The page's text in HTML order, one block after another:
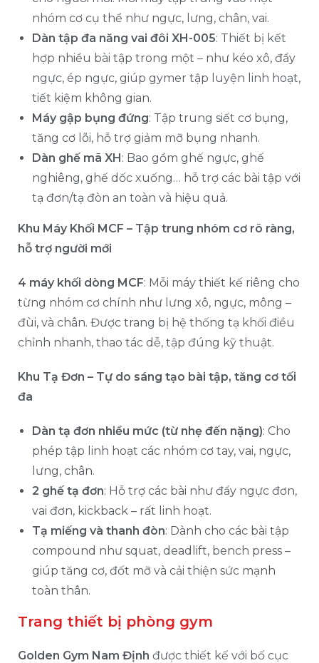
nhóm cơ cụ thể như ngực, lưng, chân, vai.
Dàn tập đa năng vai đôi XH-005: Thiết bị kết
hợp nhiều bài tập trong một – như kéo xô, đẩy
ngực, ép ngực, giúp gymer tập luyện linh hoạt,
tiết kiệm không gian.
Máy gập bụng đứng: Tập trung siết cơ bụng,
tăng cơ lõi, hỗ trợ giảm mỡ bụng nhanh.
Dàn ghế mã XH: Bao gồm ghế ngực, ghế
nghiêng, ghế dốc xuống… hỗ trợ các bài tập với
tạ đơn/tạ đòn an toàn và hiệu quả.
Khu Máy Khối MCF – Tập trung nhóm cơ rõ ràng,
hỗ trợ người mới
4 máy khối dòng MCF: Mỗi máy thiết kế riêng cho
từng nhóm cơ chính như lưng xô, ngực, mông –
đùi, và chân. Được trang bị hệ thống tạ khối điều
chỉnh nhanh, thao tác dễ, tập đúng kỹ thuật.
Khu Tạ Đơn – Tự do sáng tạo bài tập, tăng cơ tối
đa
Dàn tạ đơn nhiều mức (từ nhẹ đến nặng): Cho
phép tập linh hoạt các nhóm cơ tay, vai, ngực,
lưng, chân.
2 ghế tạ đơn: Hỗ trợ các bài như đẩy ngực đơn,
vai đơn, kickback – rất linh hoạt.
Tạ miếng và thanh đòn: Dành cho các bài tập
compound như squat, deadlift, bench press –
giúp tăng cơ, đốt mỡ và cải thiện sức mạnh
toàn thân.
Trang thiết bị phòng gym
Golden Gym Nam Định được thiết kế với bố cục